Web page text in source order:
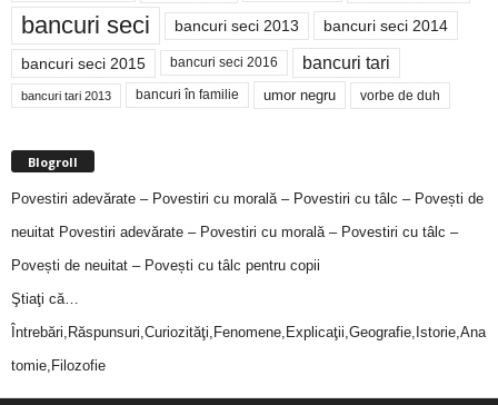
bancuri seci bancuri seci 2013 bancuri seci 2014
bancuri seci 2015 bancuri seci 2016 bancuri tari
bancuri tari 2013 bancuri în familie umor negru vorbe de duh
Blogroll
Povestiri adevărate – Povestiri cu morală – Povestiri cu tâlc – Povești de
neuitat Povestiri adevărate – Povestiri cu morală – Povestiri cu tâlc –
Povești de neuitat – Povești cu tâlc pentru copii
Ştiaţi că…
Întrebări,Răspunsuri,Curiozităţi,Fenomene,Explicaţii,Geografie,Istorie,Ana
tomie,Filozofie